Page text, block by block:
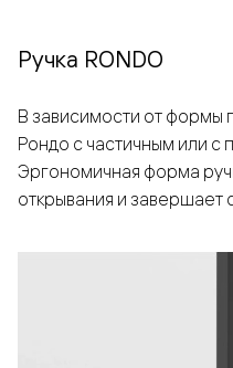
Ручка RONDO
В зависимости от формы
Рондо с частичным или
Эргономичная форма
открывания и завершает